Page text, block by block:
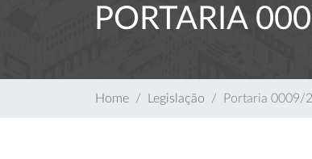
PORTARIA
Home Legislação Portaria 0009/